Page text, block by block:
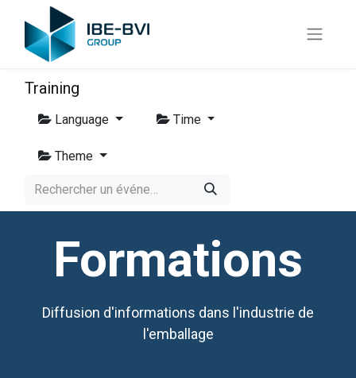
Training
Language Time
Theme
Formations
Diffusion d'informations dans l'industrie de
l'emballage